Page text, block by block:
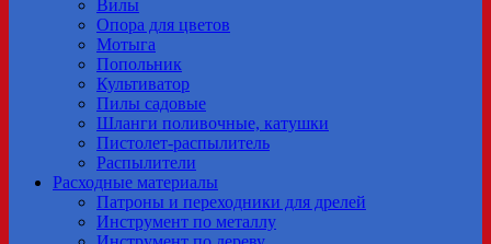
Вилы
Опора для цветов
Мотыга
Попольник
Культиватор
Пилы садовые
Шланги поливочные, катушки
Пистолет-распылитель
Распылители
Расходные материалы
Патроны и переходники для дрелей
Инструмент по металлу